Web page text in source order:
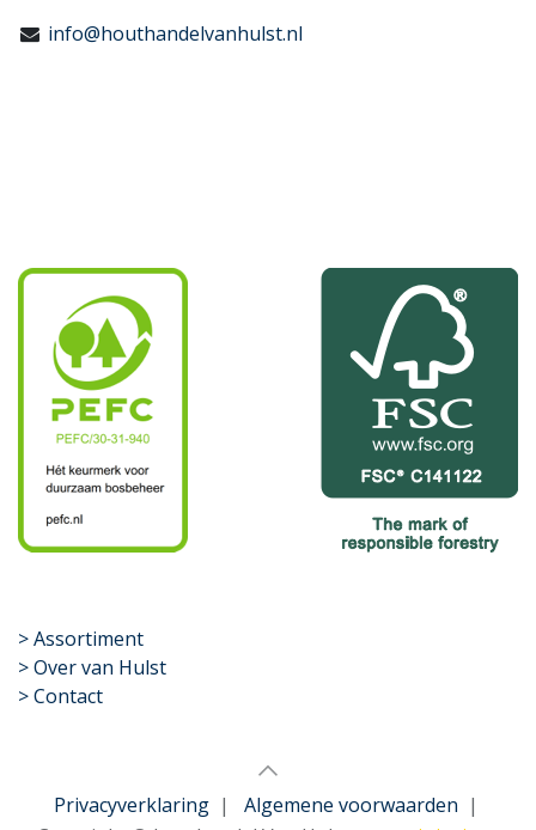
info@houthandelvanhulst.nl
​>Assortiment
> Over van Hulst
> Contact
Privacyverklaring| Algemene voorwaarden |